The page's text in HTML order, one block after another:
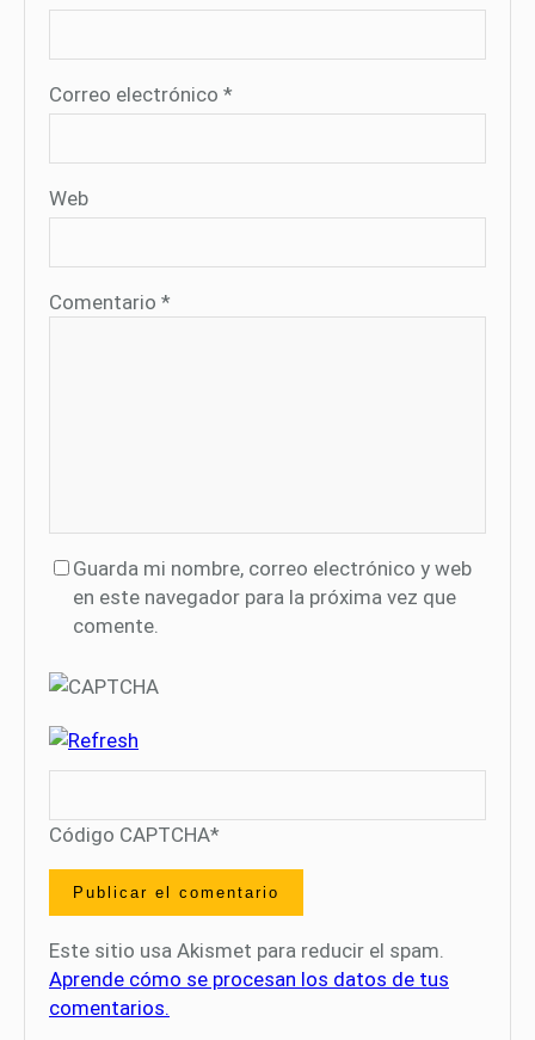
Correo electrónico *
Web
Comentario *
Guarda mi nombre, correo electrónico y web
en este navegador para la próxima vez que
comente.
Código CAPTCHA*
Este sitio usa Akismet para reducir el spam.
Aprende cómo se procesan los datos de tus
comentarios.